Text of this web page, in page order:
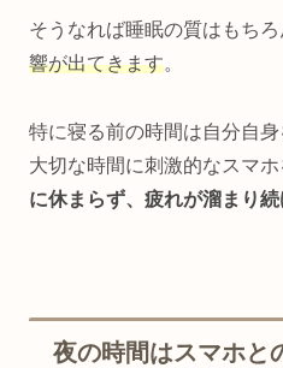
そうなれば睡眠の質はもちろ
響が出てきます。
特に寝る前の時間は自分自
大切な時間に刺激的なスマ
に休まらず、疲れが溜まり
夜の時間はスマホと